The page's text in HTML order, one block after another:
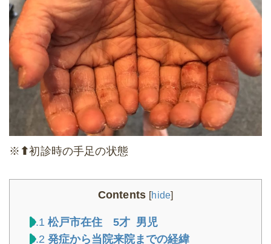
※ ⬆︎初診時の手足の状態
Contents [hide]
0.1 松戸市在住 5才 男児
0.2 発症から当院来院までの経緯